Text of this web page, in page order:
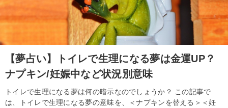
【夢占い】トイレで生理になる夢は金運UP？
ナプキン/妊娠中など状況別意味
トイレで生理になる夢は何の暗示なのでしょうか？ この記事で
は、トイレで生理になる夢の意味を、＜ナプキンを替える＞＜妊